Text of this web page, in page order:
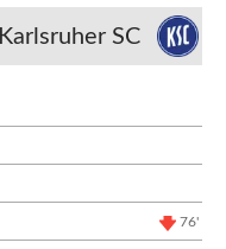
Karlsruher SC
76'